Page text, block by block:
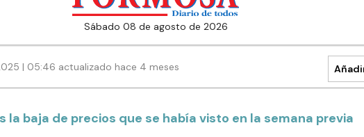
sábado 08 de agosto de 2026
| 05:46 actualizado hace 4 meses
la baja de precios que se había visto en la semana previa